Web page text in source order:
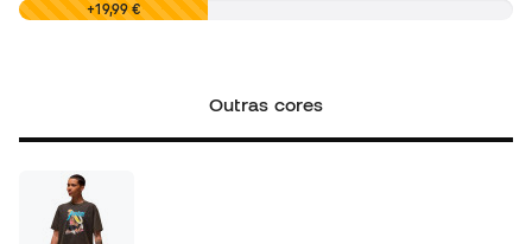
0,00 € +19,99 €
Outras cores